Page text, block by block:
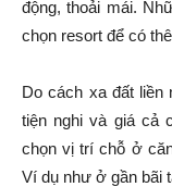
động, thoải mái.
chọn resort để có
Do cách xa đất liền
tiện nghi và giá cả
chọn vị trí chỗ ở
Ví dụ như ở gần bãi